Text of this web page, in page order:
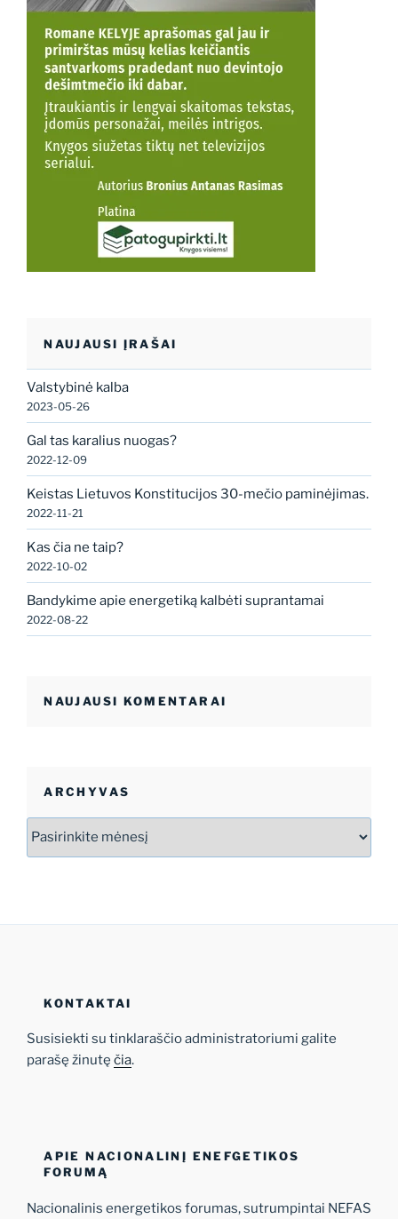
NAUJAUSI ĮRAŠAI
Valstybinė kalba
2023-05-26
Gal tas karalius nuogas?
2022-12-09
Keistas Lietuvos Konstitucijos 30-mečio paminėjimas.
2022-11-21
Kas čia ne taip?
2022-10-02
Bandykime apie energetiką kalbėti suprantamai
2022-08-22
NAUJAUSI KOMENTARAI
ARCHYVAS
Archyvas
KONTAKTAI
Susisiekti su tinklaraščio administratoriumi galite
parašę žinutę čia.
APIE NACIONALINĮ ENEFGETIKOS
FORUMĄ
Nacionalinis energetikos forumas, sutrumpintai NEFAS